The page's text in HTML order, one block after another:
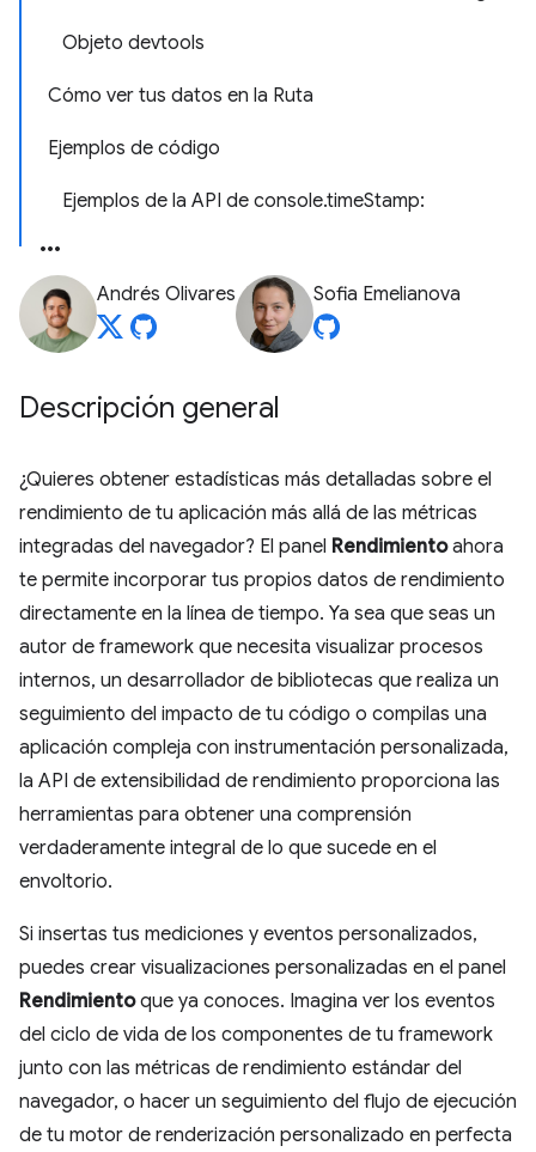
Objeto devtools
Cómo ver tus datos en la Ruta
Ejemplos de código
Ejemplos de la API de console.timeStamp:
Andrés Olivares Sofia Emelianova
Descripción general
¿Quieres obtener estadísticas más detalladas sobre el
rendimiento de tu aplicación más allá de las métricas
integradas del navegador? El panel Rendimientoahora
te permite incorporar tus propios datos de rendimiento
directamente en la línea de tiempo. Ya sea que seas un
autor de framework que necesita visualizar procesos
internos, un desarrollador de bibliotecas que realiza un
seguimiento del impacto de tu código o compilas una
aplicación compleja con instrumentación personalizada,
la API de extensibilidad de rendimiento proporciona las
herramientas para obtener una comprensión
verdaderamente integral de lo que sucede en el
envoltorio.
Si insertas tus mediciones y eventos personalizados,
puedes crear visualizaciones personalizadas en el panel
Rendimientoque ya conoces. Imagina ver los eventos
del ciclo de vida de los componentes de tu framework
junto con las métricas de rendimiento estándar del
navegador, o hacer un seguimiento del flujo de ejecución
de tu motor de renderización personalizado en perfecta